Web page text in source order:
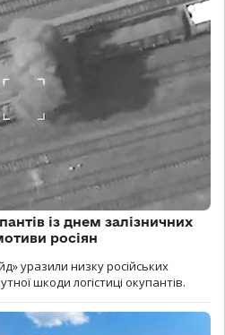
із днем залізничних
росіян
уразили низку російських
шкоди логістиці окупантів.